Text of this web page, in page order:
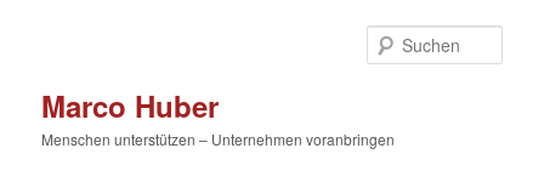
Marco Huber
Menschen unterstützen – Unternehmen voranbringen